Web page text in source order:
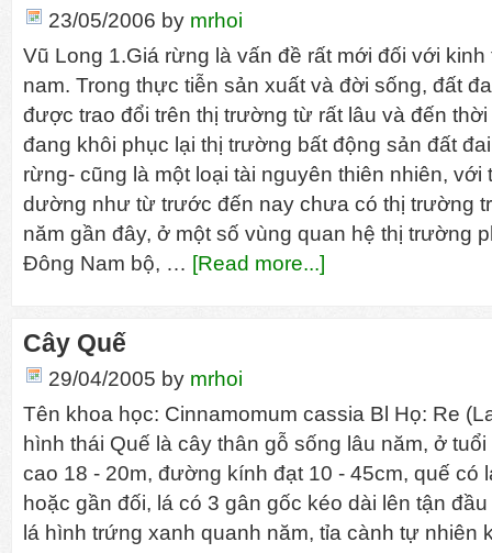
23/05/2006 by mrhoi
Vũ Long 1.Giá rừng là vấn đề rất mới đối với kinh
nam. Trong thực tiễn sản xuất và đời sống, đất
được trao đổi trên thị trường từ rất lâu và đến
đang khôi phục lại thị trường bất động sản đất
rừng- cũng là một loại tài nguyên thiên nhiên, với
dường như từ trước đến nay chưa có thị trường
năm gần đây, ở một số vùng quan hệ thị trường
Đông Nam bộ, … [Read more...]
Cây Quế
29/04/2005 by mrhoi
Tên khoa học: Cinnamomum cassia Bl Họ: Re
hình thái Quế là cây thân gỗ sống lâu năm, ở
cao 18 - 20m, đường kính đạt 10 - 45cm, quế có
hoặc gần đối, lá có 3 gân gốc kéo dài lên tận
lá hình trứng xanh quanh năm, tỉa cành tự nhiên